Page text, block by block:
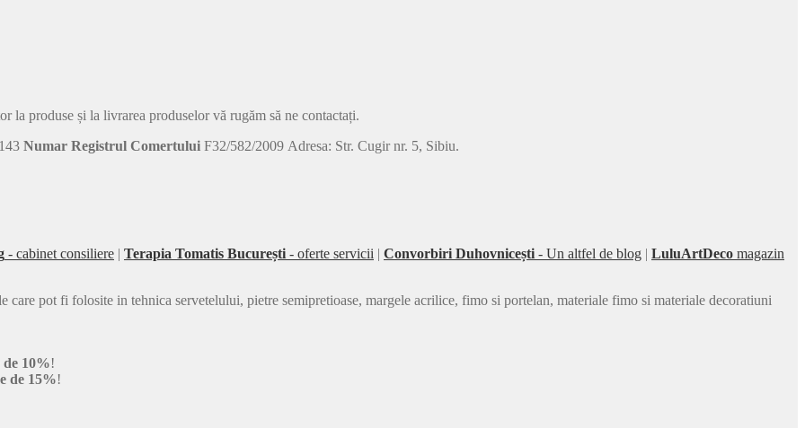
produse și la livrarea produselor vă rugăm să ne contactați.
Numar Registrul Comertului F32/582/2009 Adresa: Str. Cugir nr. 5, Sibiu.
- cabinet consiliere | Terapia Tomatis București - oferte servicii | Convorbiri Duhovnicești - Un altfel de blog | LuluArtDeco magazin
care pot fi folosite in tehnica servetelului, pietre semipretioase, margele acrilice, fimo si portelan, materiale fimo si materiale decoratiuni
de 10%!
de 15%!